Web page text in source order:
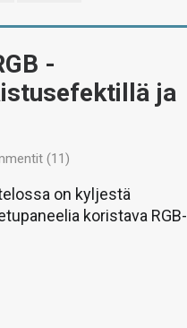
-
ja
(11)
on kyljestä
koristava RGB-